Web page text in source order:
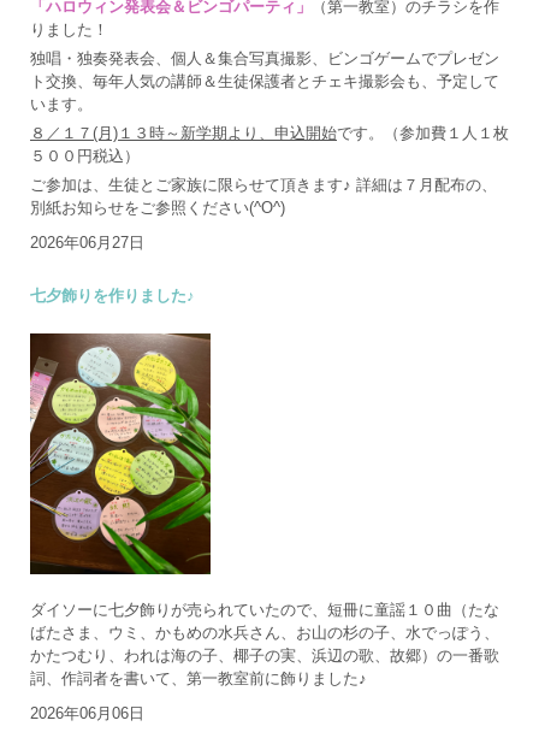
「ハロウィン発表会＆ビンゴパーティ」
（第一教室）のチラシを作
りました！
独唱・独奏発表会、個人＆集合写真撮影、ビンゴゲームでプレゼン
ト交換、毎年人気の講師＆生徒保護者とチェキ撮影会も、予定して
います。
８／１７(月)１３時～新学期より、申込開始です。（参加費１人１枚
５００円税込）
ご参加は、生徒とご家族に限らせて頂きます♪ 詳細は７月配布の、
別紙お知らせをご参照ください(^O^)
2026年06月27日
七夕飾りを作りました♪
ダイソーに七夕飾りが売られていたので、短冊に童謡１０曲（たな
ばたさま、ウミ、かもめの水兵さん、お山の杉の子、水でっぽう、
かたつむり、われは海の子、椰子の実、浜辺の歌、故郷）の一番歌
詞、作詞者を書いて、第一教室前に飾りました♪
2026年06月06日